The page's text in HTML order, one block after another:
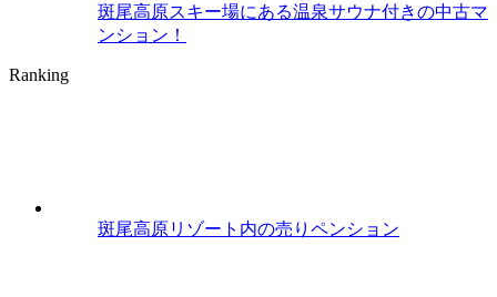
斑尾高原スキー場にある温泉サウナ付きの中古マ
ンション！
Ranking
斑尾高原リゾート内の売りペンション